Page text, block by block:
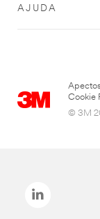
AJUDA
Cookie
© 3M